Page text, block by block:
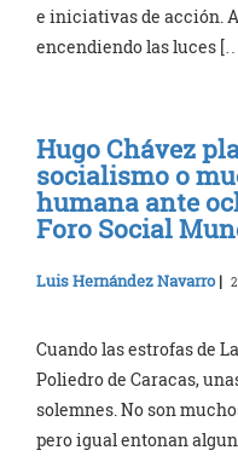
e iniciativas de acción.
encendiendo las luces
Hugo Chávez
socialismo o
humana ante
Foro Social
Luis Hernández Navarro|
Cuando las estrofas de
Poliedro de Caracas,
solemnes. No son
pero igual entonan